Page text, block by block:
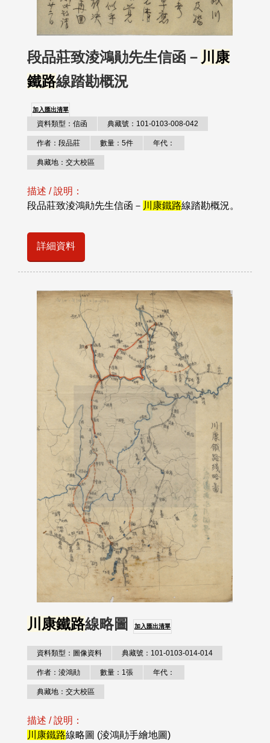
段品莊致淩鴻勛先生信函－ 川康
鐵路線踏勘概況
加入匯出清單
資料類型：信函 典藏號：101-0103-008-042
作者：段品莊 數量：5件 年代：
典藏地：交大校區
描述 / 說明：
段品莊致淩鴻勛先生信函－ 川康鐵路線踏勘概況。
詳細資料
川康鐵路線略圖 加入匯出清單
資料類型：圖像資料 典藏號：101-0103-014-014
作者：淩鴻勛 數量：1張 年代：
典藏地：交大校區
描述 / 說明：
川康鐵路線略圖 (淩鴻勛手繪地圖)